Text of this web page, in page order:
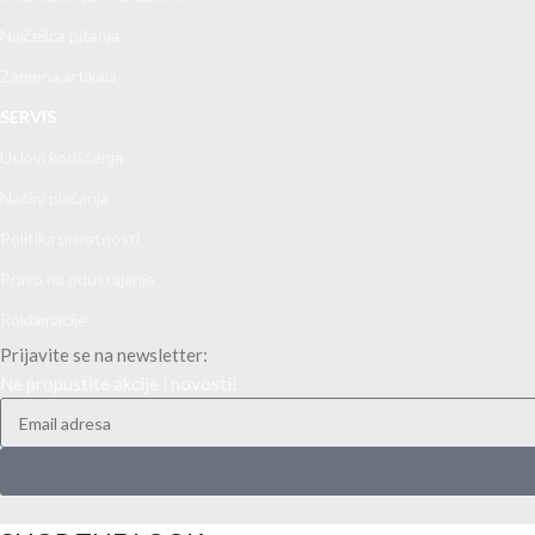
Prijavite se na newsletter: